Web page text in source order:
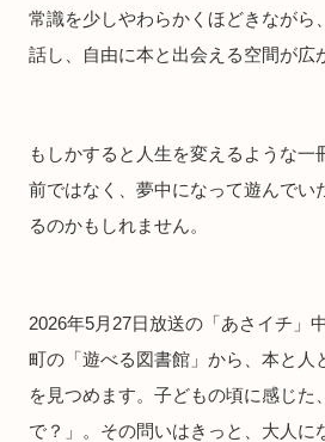
常識を少しやわらかくほどきながら
話し、自由に本と出会える空間が広
もしかすると人生を変えるような一
前ではなく、夢中になって遊んでい
るのかもしれません。
2026年5月27日放送の「あさイチ」
町の「遊べる図書館」から、本と人
を見つめます。子どもの頃に感じた
で？」。その問いはきっと、大人に